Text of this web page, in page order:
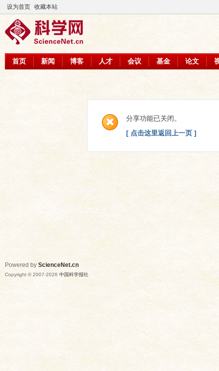
设为首页 收藏本站
首页 新闻 博客 人才 会议 基金 论文
分享功能已关闭。
[ 点击这里返回上一页 ]
Powered by ScienceNet.cn
Copyright © 2007-2026 中国科学报社